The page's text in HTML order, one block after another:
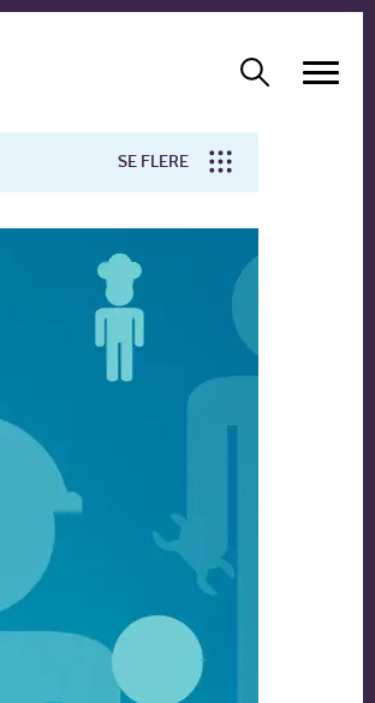
SE FLERE